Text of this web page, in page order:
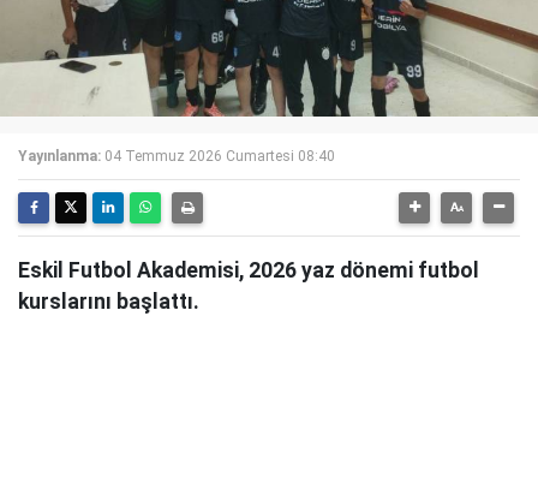
Yayınlanma: 04 Temmuz 2026 Cumartesi 08:40
Eskil Futbol Akademisi, 2026 yaz dönemi futbol
kurslarını başlattı.